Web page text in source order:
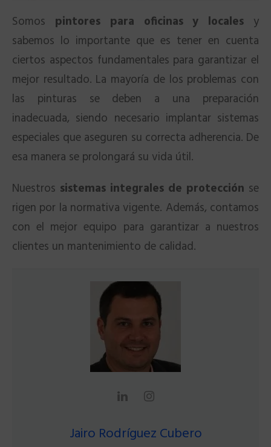
Somos pintores para oficinas y locales y
sabemos lo importante que es tener en cuenta
ciertos aspectos fundamentales para garantizar el
mejor resultado. La mayoría de los problemas con
las pinturas se deben a una preparación
inadecuada, siendo necesario implantar sistemas
especiales que aseguren su correcta adherencia. De
esa manera se prolongará su vida útil.
Nuestros sistemas integrales de protección se
rigen por la normativa vigente. Además, contamos
con el mejor equipo para garantizar a nuestros
clientes un mantenimiento de calidad.
Jairo Rodríguez Cubero